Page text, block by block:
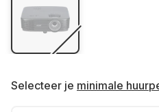
Selecteer je minimale